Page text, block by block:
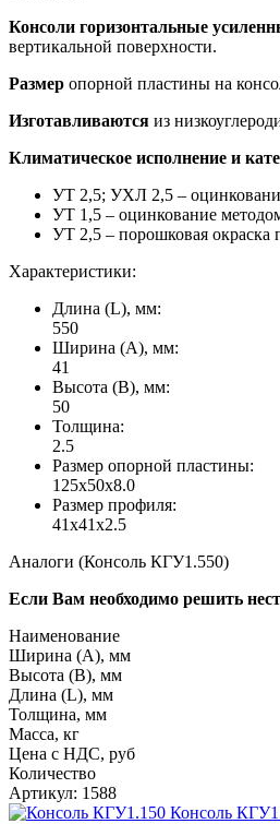
Консоли горизонтальные
вертикальной поверхности.
Размер опорной пластины на
Изготавливаются из
Климатическое исполнение и
УТ 2,5; УХЛ 2,5 –
УТ 1,5 – оцинкование
УТ 2,5 – порошковая окраска
Характеристики:
Длина (L), мм:
550
Ширина (А), мм:
41
Высота (В), мм:
50
Толщина:
2.5
Размер опорной пластины:
125x50x8.0
Размер профиля:
41x41x2.5
Аналоги (Консоль КГУ1.550)
Если Вам необходимо решить
Наименование
Ширина (А), мм
Высота (В), мм
Длина (L), мм
Толщина, мм
Масса, кг
Цена с НДС, руб
Количество
Артикул: 1588
Консоль